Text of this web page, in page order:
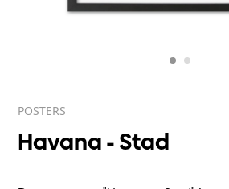
POSTERS
Havana - Stad